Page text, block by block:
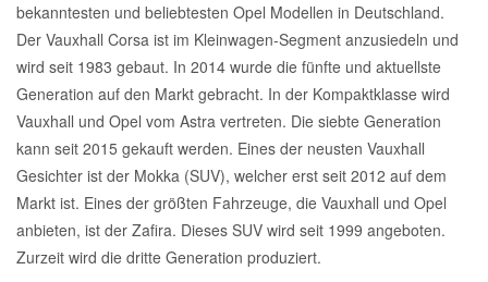
bekanntesten und beliebtesten Opel Modellen in Deutschland.
Der Vauxhall Corsa ist im Kleinwagen-Segment anzusiedeln und
wird seit 1983 gebaut. In 2014 wurde die fünfte und aktuellste
Generation auf den Markt gebracht. In der Kompaktklasse wird
Vauxhall und Opel vom Astra vertreten. Die siebte Generation
kann seit 2015 gekauft werden. Eines der neusten Vauxhall
Gesichter ist der Mokka (SUV), welcher erst seit 2012 auf dem
Markt ist. Eines der größten Fahrzeuge, die Vauxhall und Opel
anbieten, ist der Zafira. Dieses SUV wird seit 1999 angeboten.
Zurzeit wird die dritte Generation produziert.